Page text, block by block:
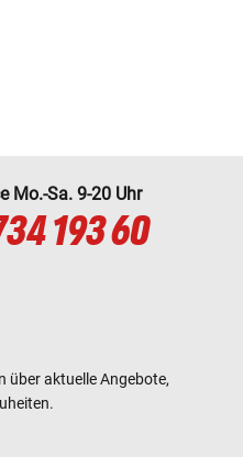
Mo.-Sa. 9-20 Uhr
193 60
über aktuelle Angebote,